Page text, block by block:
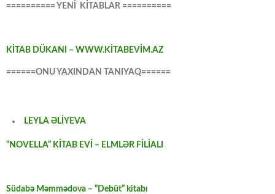
========== YENİ KİTABLAR ==========
KİTAB DÜKANI – WWW.KİTABEVİM.AZ
======ONU YAXINDAN TANIYAQ======
LEYLA ƏLİYEVA
“NOVELLA” KİTAB EVİ – ELMLƏR FİLİALI
Südabə Məmmədova – “Debüt” kitabı